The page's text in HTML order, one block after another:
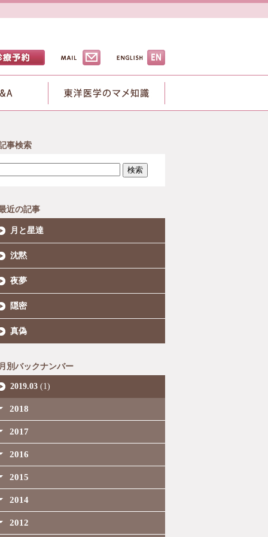
事検索
検索
近の記事
月と星達
沈黙
夜夢
隠密
真偽
月別バックナンバー
2019.03 (1)
2018
2017
2016
2015
2014
2012